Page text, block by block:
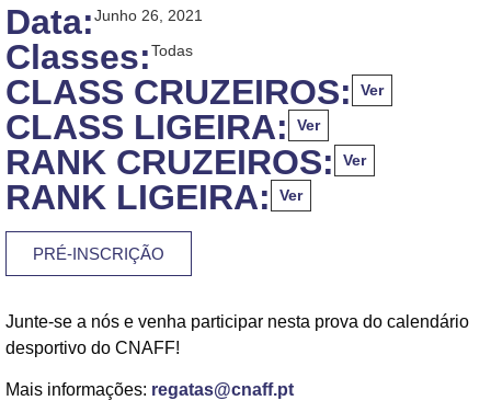
Data:Junho 26, 2021
Classes:Todas
CLASS CRUZEIROS: Ver
CLASS LIGEIRA: Ver
RANK CRUZEIROS: Ver
RANK LIGEIRA: Ver
PRÉ-INSCRIÇÃO
Junte-se a nós e venha participar nesta prova do calendário
desportivo do CNAFF!
Mais informações: regatas@cnaff.pt